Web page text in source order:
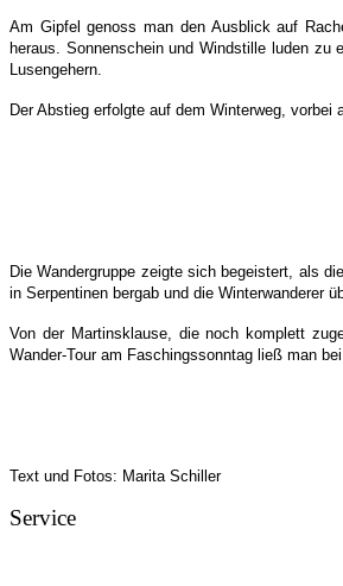
Am Gipfel genoss man den Ausblick auf
heraus. Sonnenschein und Windstille luden
Lusengehern.
Der Abstieg erfolgte auf dem Winterweg,
Die Wandergruppe zeigte sich begeistert, als
in Serpentinen bergab und die Winterwanderer
Von der Martinsklause, die noch komplett
Wander-Tour am Faschingssonntag ließ man
Text und Fotos: Marita Schiller
Service